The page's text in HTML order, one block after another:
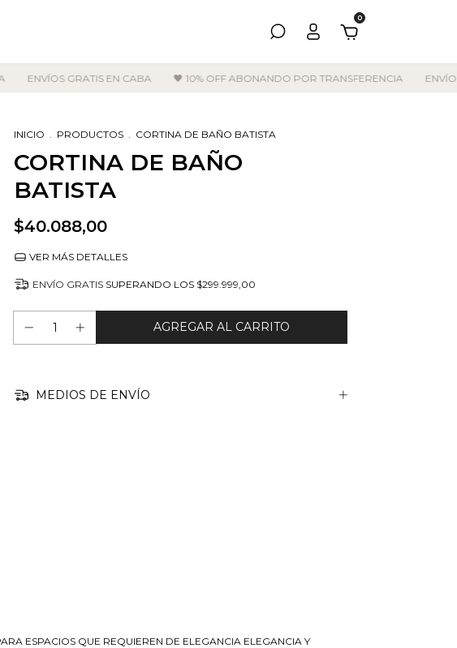
0
GRATIS EN CABA 🖤 10% OFF ABONANDO POR TRANSFERENCIA ENVÍOS
INICIO . PRODUCTOS . CORTINA DE BAÑO BATISTA
CORTINA DE BAÑO
BATISTA
$40.088,00
VER MÁS DETALLES
ENVÍO GRATIS SUPERANDO LOS $299.999,00
MEDIOS DE ENVÍO
ESPACIOS QUE REQUIEREN DE ELEGANCIA ELEGANCIA Y